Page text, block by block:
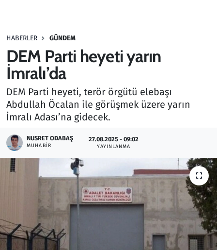
HABERLER GÜNDEM
DEM Parti heyeti yarın
İmralı’da
DEM Parti heyeti, terör örgütü elebaşı
Abdullah Öcalan ile görüşmek üzere yarın
İmralı Adası’na gidecek.
NUSRET ODABAŞ
MUHABIR
27.08.2025 - 09:02
YAYINLANMA
Haber
Kültür Sanat
Kurumsal Haberler
Lezzet Durağı
Memur ve Kamu
Otomobil
Resmi İlanlar